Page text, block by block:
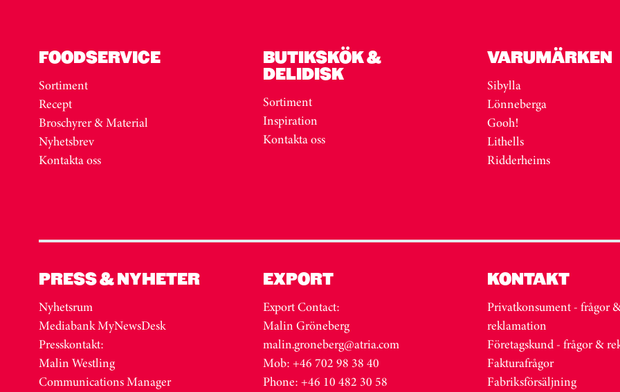
FOODSERVICE
Sortiment
Recept
Broschyrer & Material
Nyhetsbrev
Kontakta oss
BUTIKSKÖK &
DELIDISK
Sortiment
Inspiration
Kontakta oss
VARUMÄRKEN
Sibylla
Lönneberga
Gooh!
Lithells
Ridderheims
PRESS & NYHETER
Nyhetsrum
Mediabank MyNewsDesk
Presskontakt:
Malin Westling
Communications Manager
EXPORT
Export Contact:
Malin Gröneberg
malin.groneberg@atria.com
Mob: +46 702 98 38 40
Phone: +46 10 482 30 58
KONTAKT
Privatkonsument - frågor
reklamation
Företagskund - frågor &
Fakturafrågor
Fabriksförsäljning